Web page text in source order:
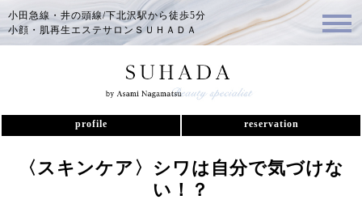
小田急線・井の頭線/下北沢駅から徒歩5分
小顔・肌再生エステサロンＳＵＨＡＤＡ
profile reservation
〈スキンケア〉シワは自分で気づけな
い！？